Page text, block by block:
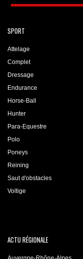
SPORT
Attelage
Complet
Dressage
Endurance
Horse-Ball
Hunter
Para-Equestre
Polo
Poneys
Reining
Saut d'obstacles
Voltige
ACTU RÉGIONALE